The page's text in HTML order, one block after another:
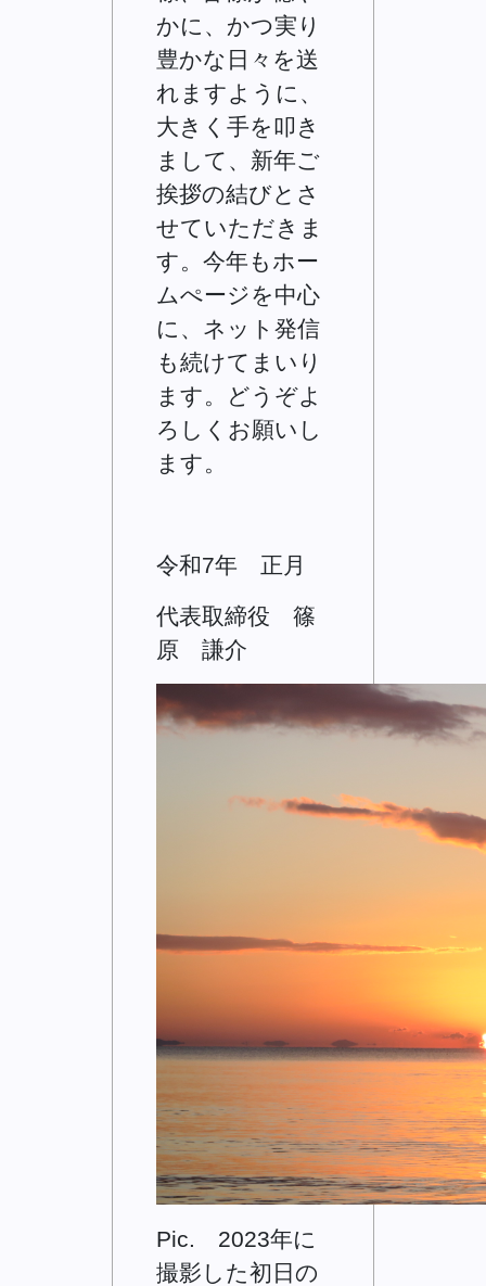
かに、かつ実り
豊かな日々を送
れますように、
大きく手を叩き
まして、新年ご
挨拶の結びとさ
せていただきま
す。今年もホー
ムぺージを中心
に、ネット発信
も続けてまいり
ます。どうぞよ
ろしくお願いし
ます。
令和7年 正月
代表取締役 篠
原 謙介
Pic. 2023年に
撮影した初日の